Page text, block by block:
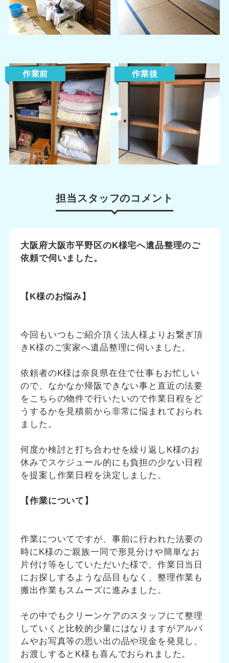
作業前 作業後
担当スタッフのコメント
大阪府大阪市平野区のK様宅へ遺品整理のご
依頼で伺いました。
【K様のお悩み】
今回もいつもご紹介頂く法人様よりお繋ぎ頂
きK様のご実家へ遺品整理に伺いました。
依頼者のK様は奈良県在住で仕事もお忙しい
ので、なかなか帰阪できない事と直近の法要
をこちらの物件で行いたいので作業日程をど
うするかを見積前から非常に悩まれておられ
ました。
何度か検討と打ち合わせを繰り返しK様のお
休みでスケジュール的にも負担の少ない日程
を提案し作業日程を決定しました。
【作業について】
作業についてですが、事前に行われた法要の
時にK様のご親族一同で形見分けや簡単なお
片付け等をしていただいた様で、作業日当日
にお探しするような品目もなく、整理作業も
搬出作業もスムーズに進みました。
その中でもクリーンケアのスタッフにて整理
していくと比較的少量にはなりますがアルバ
ムやお写真等の思い出の品や現金を発見し、
お渡しするとK様も喜んでおられました。